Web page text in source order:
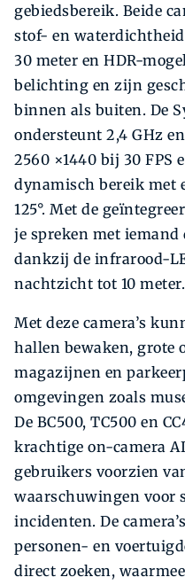
gebiedsbereik. Beide
stof- en
30 meter en HDR-
belichting en zijn
binnen als buiten. De
ondersteunt 2,4 GHz
2560 ×1440 bij 30 FPS
dynamisch bereik met
125°. Met de
je spreken met iemand
dankzij de infrarood-
nachtzicht tot 10 meter.
Met deze camera’s
hallen bewaken, grote
magazijnen en
omgevingen zoals
De BC500, TC500 en
krachtige on-camera
gebruikers voorzien
waarschuwingen voor
incidenten. De
personen- en
direct zoeken,